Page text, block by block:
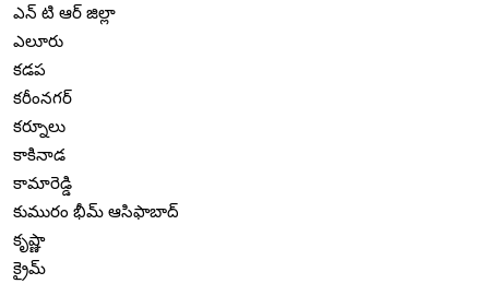
ఎన్ టి ఆర్ జిల్లా
ఎలూరు
కడప
కరీంనగర్
కర్నూలు
కాకినాడ
కామారెడ్డి
కుమురం భీమ్ ఆసిఫాబాద్
కృష్ణా
క్రైమ్